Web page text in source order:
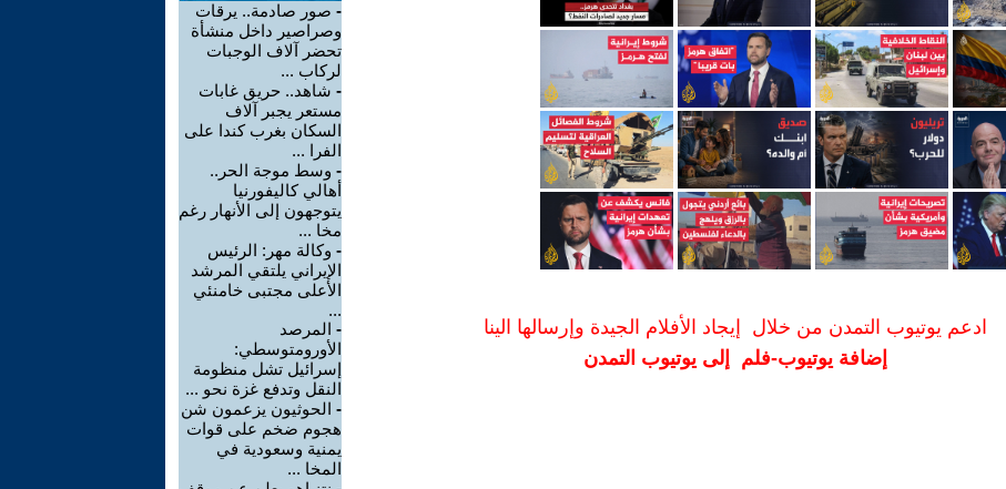
ادعم يوتيوب التمدن من خلال إيجاد الأفلام الجيدة وإرسالها الينا
إضافة يوتيوب-فلم إلى يوتيوب التمدن
- صور صادمة.. يرقات
وصراصير داخل منشأة
تحضر آلاف الوجبات
لركاب ...
- شاهد.. حريق غابات
مستعر يجبر آلاف
السكان بغرب كندا على
الفرا ...
- وسط موجة الحر..
أهالي كاليفورنيا
يتوجهون إلى الأنهار رغم
مخا ...
- وكالة مهر: الرئيس
الإيراني يلتقي المرشد
الأعلى مجتبى خامنئي
...
- المرصد
الأورومتوسطي:
إسرائيل تشل منظومة
النقل وتدفع غزة نحو ...
- الحوثيون يزعمون شن
هجوم ضخم على قوات
يمنية وسعودية في
المخا ...